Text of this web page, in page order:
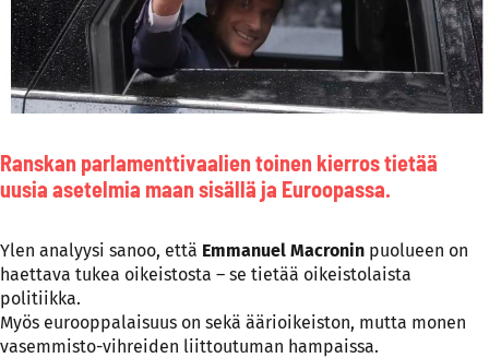
Ranskan parlamenttivaalien toinen kierros tietää
uusia asetelmia maan sisällä ja Euroopassa.
Ylen analyysi sanoo, että Emmanuel Macronin puolueen on
haettava tukea oikeistosta – se tietää oikeistolaista
politiikka.
Myös eurooppalaisuus on sekä äärioikeiston, mutta monen
vasemmisto-vihreiden liittoutuman hampaissa.